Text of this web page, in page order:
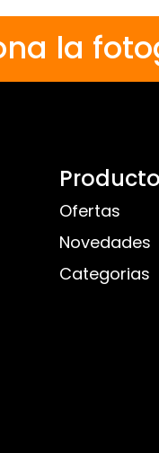
la
Producto
Ofertas
Novedades
Categorias